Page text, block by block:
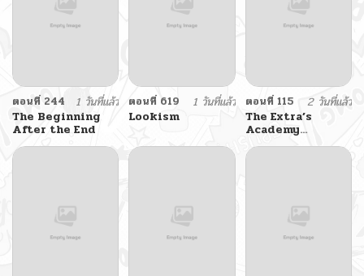
ตอนที่ 244
1 วันที่แล้ว
The Beginning
After the End
ตอนที่ 619
1 วันที่แล้ว
Lookism
ตอนที่ 115
2 วันที่แล้ว
The Extra’s
Academy
Survival Guide
สุดยอดคู่มือเอาชีวิต